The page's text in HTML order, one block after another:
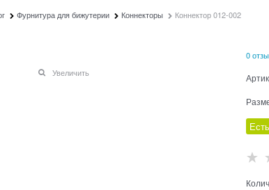
Фурнитура для бижутерии Коннекторы Коннектор 012-002
Увеличить
0